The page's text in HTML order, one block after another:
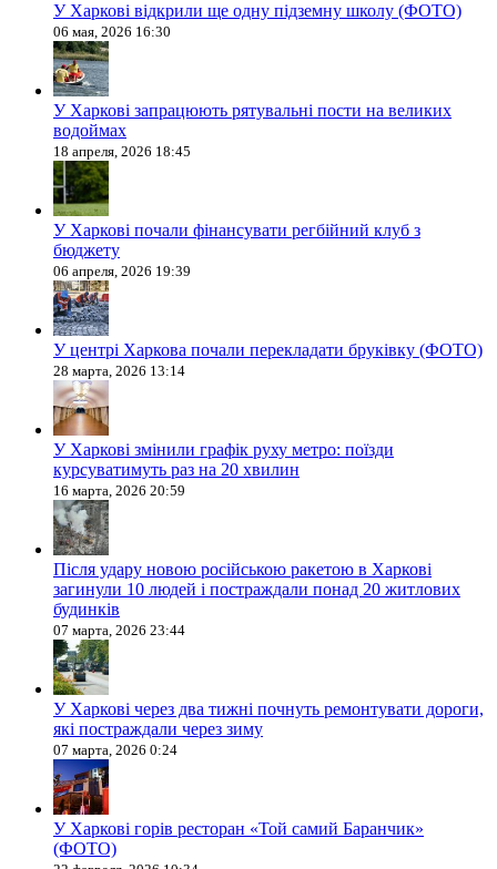
У Харкові відкрили ще одну підземну школу (ФОТО)
06 мая, 2026 16:30
У Харкові запрацюють рятувальні пости на великих
водоймах
18 апреля, 2026 18:45
У Харкові почали фінансувати регбійний клуб з
бюджету
06 апреля, 2026 19:39
У центрі Харкова почали перекладати бруківку (ФОТО)
28 марта, 2026 13:14
У Харкові змінили графік руху метро: поїзди
курсуватимуть раз на 20 хвилин
16 марта, 2026 20:59
Після удару новою російською ракетою в Харкові
загинули 10 людей і постраждали понад 20 житлових
будинків
07 марта, 2026 23:44
У Харкові через два тижні почнуть ремонтувати дороги,
які постраждали через зиму
07 марта, 2026 0:24
У Харкові горів ресторан «Той самий Баранчик»
(ФОТО)